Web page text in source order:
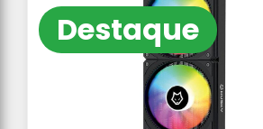
Destaque